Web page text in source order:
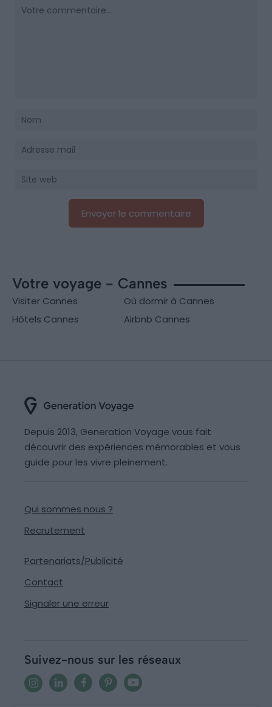
Votre voyage - Cannes
Visiter Cannes
Où dormir à Cannes
Hôtels Cannes
Airbnb Cannes
Depuis 2013, Generation Voyage vous fait
découvrir des expériences mémorables et vous
guide pour les vivre pleinement.
Qui sommes nous ?
Recrutement
Partenariats/Publicité
Contact
Signaler une erreur
Suivez-nous sur les réseaux